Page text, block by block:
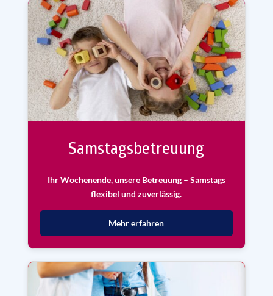
Samstagsbetreuung
Ihr Wochenende, unsere Betreuung – Samstags
flexibel und zuverlässig.
Mehr erfahren